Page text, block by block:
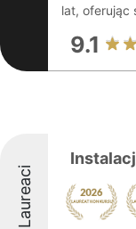
lat, oferując
9.1
Laureaci